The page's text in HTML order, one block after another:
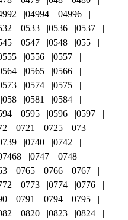
04994
04996
0533 0536
0537
0547 0548
055
0556
0557
0565
0566
0574
0575
058 0581
0584
0595 0596
0597
0721 0725
073
0740
0742
0747
0748
0765 0766
0767
0773 0774
0776
0791 0794
0795
0820 0823
0824